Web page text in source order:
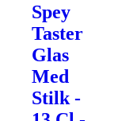
Spey
Taster
Glas
Med
Stilk -